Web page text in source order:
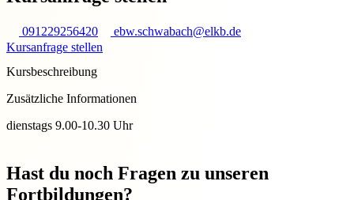
091229256420
ebw.schwabach@elkb.de
Kursanfrage stellen
Kursbeschreibung
Zusätzliche Informationen
dienstags 9.00-10.30 Uhr
Hast du noch Fragen zu unseren
Fortbildungen?